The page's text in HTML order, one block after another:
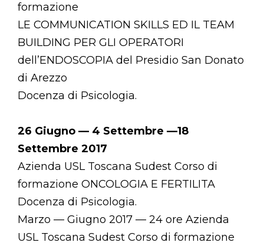
formazione
LE COMMUNICATION SKILLS ED IL TEAM
BUILDING PER GLI OPERATORI
dell’ENDOSCOPIA del Presidio San Donato
di Arezzo
Docenza di Psicologia.
26 Giugno — 4 Settembre —18
Settembre 2017
Azienda USL Toscana Sudest Corso di
formazione ONCOLOGIA E FERTILITA
Docenza di Psicologia.
Marzo — Giugno 2017 — 24 ore Azienda
USL Toscana Sudest Corso di formazione